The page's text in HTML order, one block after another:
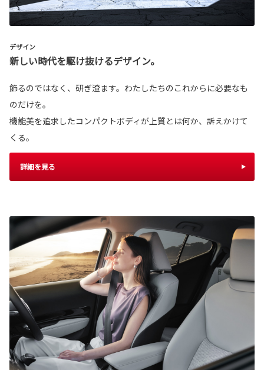
デザイン
新しい時代を駆け抜けるデザイン。
飾るのではなく、研ぎ澄ます。わたしたちのこれからに必要なも
のだけを。
機能美を追求したコンパクトボディが上質とは何か、訴えかけて
くる。
詳細を見る